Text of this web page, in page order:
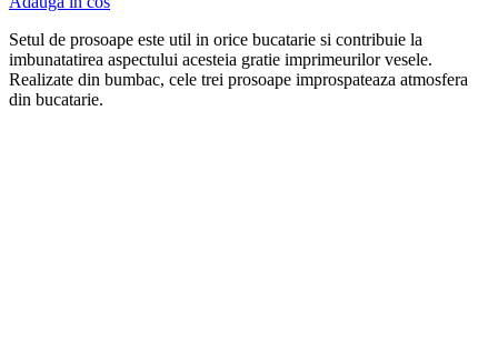
Setul de prosoape este util in orice bucatarie si contribuie la
imbunatatirea aspectului acesteia gratie imprimeurilor vesele.
Realizate din bumbac, cele trei prosoape improspateaza atmosfera
din bucatarie.